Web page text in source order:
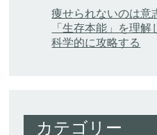
痩せられないのは意
「生存本能」を理
科学的に攻略する
カテゴリー